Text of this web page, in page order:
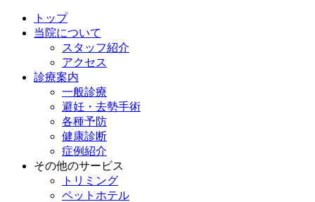
トップ
当院について
スタッフ紹介
アクセス
診療案内
一般診療
避妊・去勢手術
各種予防
健康診断
症例紹介
その他のサービス
トリミング
ペットホテル